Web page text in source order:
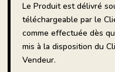
Le Produit est délivré
téléchargeable par le
comme effectuée dès
mis à la disposition du
Vendeur.